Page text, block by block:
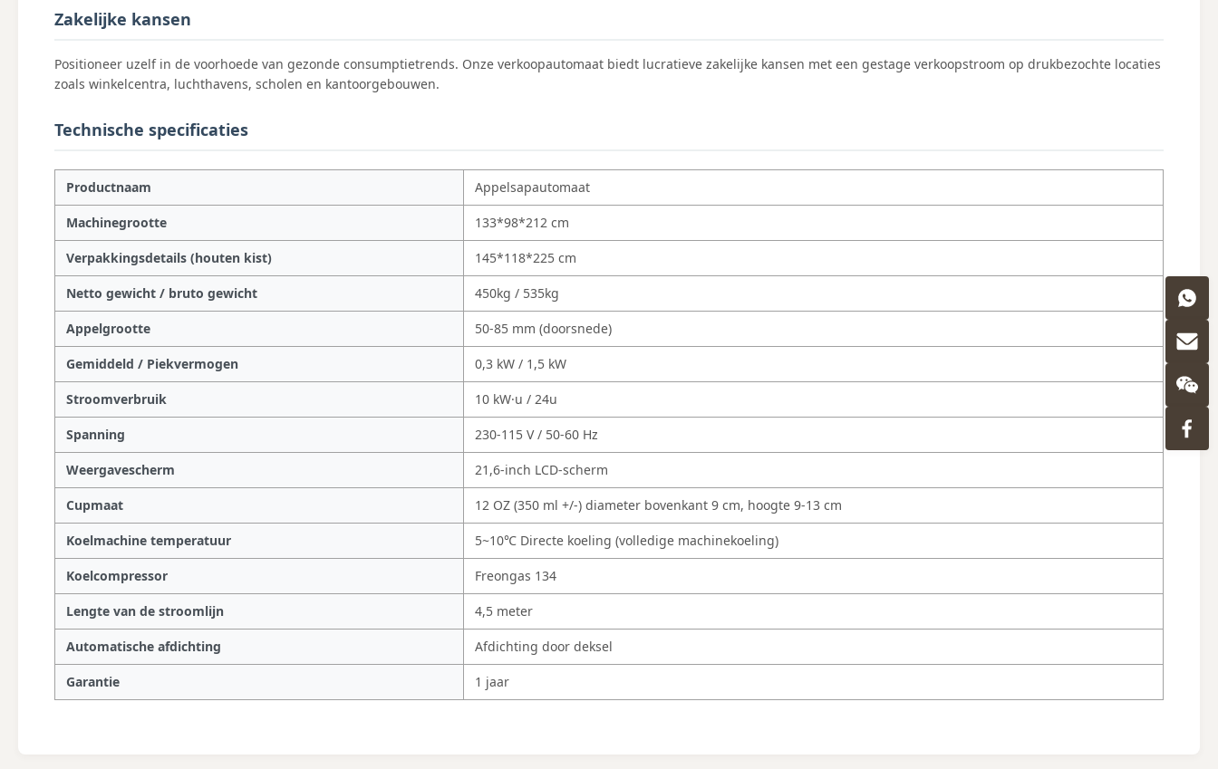
Zakelijke kansen
Positioneer uzelf in de voorhoede van gezonde consumptietrends. Onze verkoopautomaat biedt lucratieve zakelijke kansen met een gestage verkoopstroom op drukbezochte locaties
zoals winkelcentra, luchthavens, scholen en kantoorgebouwen.
Technische specificaties
Productnaam Appelsapautomaat
Machinegrootte 133*98*212 cm
Verpakkingsdetails (houten kist) 145*118*225 cm
Netto gewicht / bruto gewicht 450kg / 535kg
Appelgrootte 50-85 mm (doorsnede)
Gemiddeld / Piekvermogen 0,3 kW / 1,5 kW
Stroomverbruik 10 kW·u / 24u
Spanning 230-115 V / 50-60 Hz
Weergavescherm 21,6-inch LCD-scherm
Cupmaat 12 OZ (350 ml +/-) diameter bovenkant 9 cm, hoogte 9-13 cm
Koelmachine temperatuur 5~10℃ Directe koeling (volledige machinekoeling)
Koelcompressor Freongas 134
Lengte van de stroomlijn 4,5 meter
Automatische afdichting Afdichting door deksel
Garantie 1 jaar